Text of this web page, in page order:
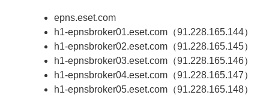
epns.eset.com
h1-epnsbroker01.eset.com（91.228.165.144）
h1-epnsbroker02.eset.com（91.228.165.145）
h1-epnsbroker03.eset.com（91.228.165.146）
h1-epnsbroker04.eset.com（91.228.165.147）
h1-epnsbroker05.eset.com（91.228.165.148）